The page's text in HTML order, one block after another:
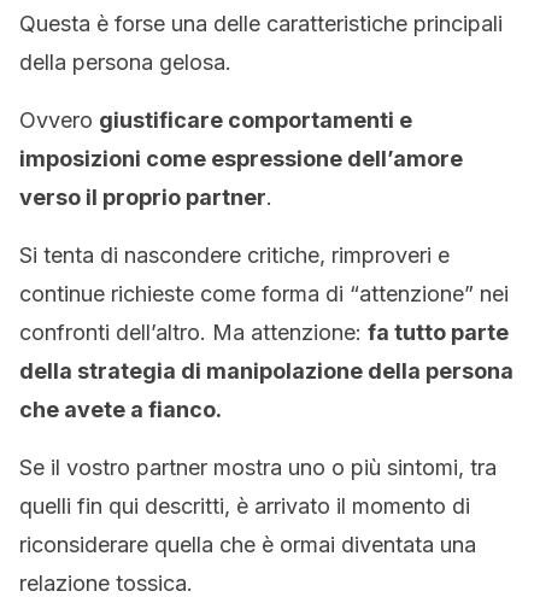
Questa è forse una delle caratteristiche principali
della persona gelosa.
Ovvero giustificare comportamenti e
imposizioni come espressione dell’amore
verso il proprio partner.
Si tenta di nascondere critiche, rimproveri e
continue richieste come forma di “attenzione” nei
confronti dell’altro. Ma attenzione: fa tutto parte
della strategia di manipolazione della persona
che avete a fianco.
Se il vostro partner mostra uno o più sintomi, tra
quelli fin qui descritti, è arrivato il momento di
riconsiderare quella che è ormai diventata una
relazione tossica.